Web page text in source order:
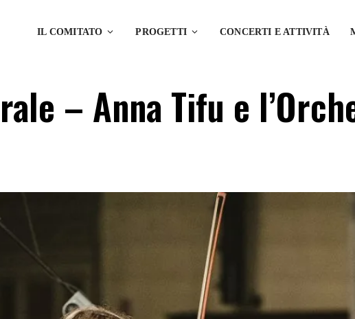
IL COMITATO PROGETTI CONCERTI E ATTIVITÀ
– Anna Tifu e